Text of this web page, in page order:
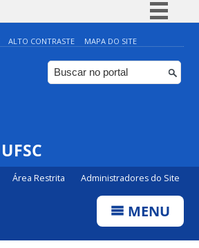
Simplifique!
Comunica BR
Participe
ALTO CONTRASTE MAPA DO SITE
Área Restrita Administradores do Site
MENU